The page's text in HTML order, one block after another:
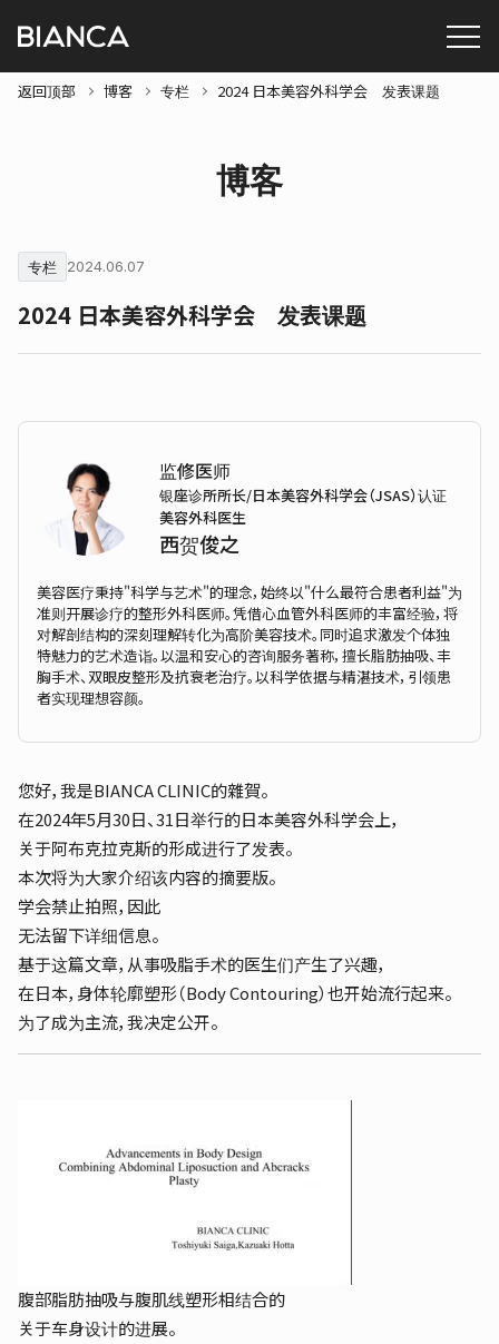
返回顶部 博客 专栏 2024 日本美容外科学会 发表课题
博客
专栏 2024.06.07
2024 日本美容外科学会 发表课题
监修医师
银座诊所所长/日本美容外科学会（JSAS）认证
美容外科医生
西贺俊之
美容医疗秉持"科学与艺术"的理念，始终以"什么最符合患者利益"为
准则开展诊疗的整形外科医师。凭借心血管外科医师的丰富经验，将
对解剖结构的深刻理解转化为高阶美容技术。同时追求激发个体独
特魅力的艺术造诣。以温和安心的咨询服务著称，擅长脂肪抽吸、丰
胸手术、双眼皮整形及抗衰老治疗。以科学依据与精湛技术，引领患
者实现理想容颜。
您好，我是BIANCA CLINIC的雜賀。
在2024年5月30日、31日举行的日本美容外科学会上，
关于阿布克拉克斯的形成进行了发表。
本次将为大家介绍该内容的摘要版。
学会禁止拍照，因此
无法留下详细信息。
基于这篇文章，从事吸脂手术的医生们产生了兴趣，
在日本，身体轮廓塑形（Body Contouring）也开始流行起来。
为了成为主流，我决定公开。
腹部脂肪抽吸与腹肌线塑形相结合的
关于车身设计的进展。